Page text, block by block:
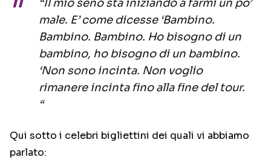
“Il mio seno sta iniziando a farmi un po’
male. E’ come dicesse ‘Bambino.
Bambino. Bambino. Ho bisogno di un
bambino, ho bisogno di un bambino.
‘Non sono incinta. Non voglio
rimanere incinta fino alla fine del tour.
“
Qui sotto i celebri bigliettini dei quali vi abbiamo
parlato: